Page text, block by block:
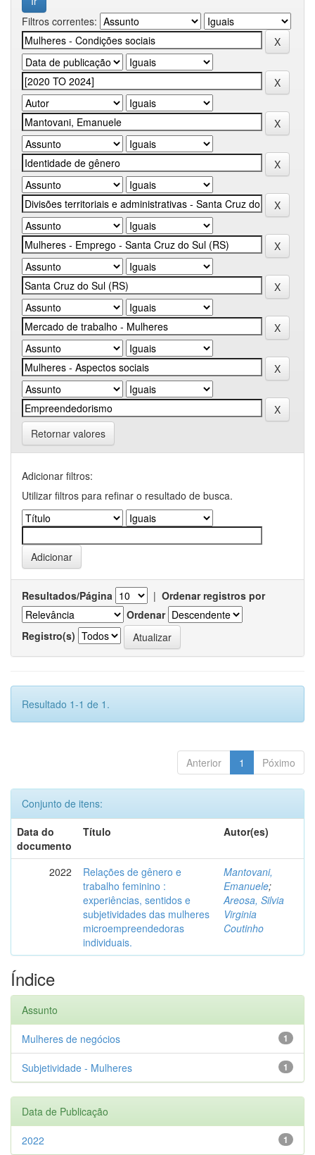
Filtros correntes:
Retornar valores
Adicionar filtros:
Utilizar filtros para refinar o resultado de busca.
Resultados/Página | Ordenar registros por
Ordenar
Registro(s)
Resultado 1-1 de 1.
Anterior 1 Póximo
Conjunto de itens:
Data do
documento
Título Autor(es)
2022
Relações de gênero e
trabalho feminino :
experiências, sentidos e
subjetividades das mulheres
microempreendedoras
individuais.
Mantovani,
Emanuele;
Areosa, Silvia
Virginia
Coutinho
Índice
Assunto
1
Mulheres de negócios
1
Subjetividade - Mulheres
Data de Publicação
1
2022